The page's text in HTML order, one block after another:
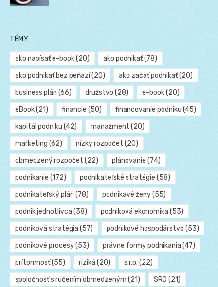
TÉMY
ako napísať e-book(20) ako podnikať(78)
ako podnikať bez peňazí(20) ako začať podnikať(20)
business plán (66) družstvo (28) e-book(20)
eBook(21) financie (50) financovanie podniku (45)
kapitál podniku (42) manažment (20)
marketing (62) nízky rozpočet (20)
obmedzený rozpočet (22) plánovanie (74)
podnikanie (172) podnikateľské stratégie (58)
podnikateľský plán (78) podnikavé ženy(55)
podnik jednotlivca (38) podniková ekonomika (53)
podniková stratégia (57) podnikové hospodárstvo (53)
podnikové procesy(53) právne formy podnikania (47)
prítomnosť(55) riziká (20) s.r.o. (22)
spoločnosť s ručením obmedzeným (21) SRO (21)